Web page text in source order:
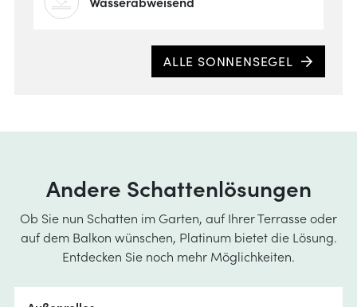
ALLE SONNENSEGEL
Andere Schattenlösungen
Ob Sie nun Schatten im Garten, auf Ihrer Terrasse oder
auf dem Balkon wünschen, Platinum bietet die Lösung.
Entdecken Sie noch mehr Möglichkeiten.